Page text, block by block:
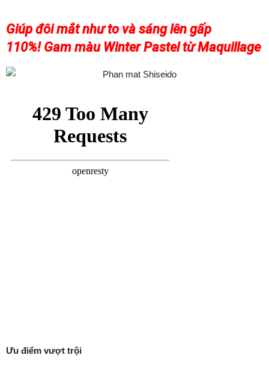
Giúp đôi mắt như to và sáng lên gấp
110%! Gam màu Winter Pastel từ Maquillage
Ưu điểm vượt trội